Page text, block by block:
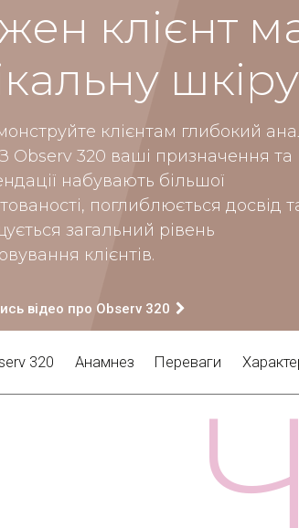
клієнт
шкіру
клієнтам глибокий
Observ 320 ваші призначення та
набувають більшої
поглиблюється досвід
загальний рівень
клієнтів.
відео про Observ 320
320 Анамнез Переваги